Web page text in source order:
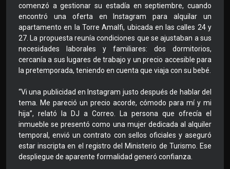
comenzó a gestionar su estadía en septiembre, cuando
encontró una oferta en Instagram para alquilar un
apartamento en la Torre Amalfi, ubicada en las calles 24 y
27. La propuesta reunía condiciones que se ajustaban a sus
necesidades laborales y familiares: dos dormitorios,
cercanía a sus lugares de trabajo y un precio accesible para
la pretemporada, teniendo en cuenta que viaja con su bebé.
“Vi una publicidad en Instagram justo después de hablar del
tema. Me pareció un precio acorde, cómodo para mí y mi
hija”, relató la DJ a Correo. La persona que ofrecía el
inmueble se presentó como una mujer dedicada al alquiler
temporal, envió un contrato con sellos oficiales y aseguró
estar inscripta en el registro del Ministerio de Turismo. Ese
despliegue de aparente formalidad generó confianza.